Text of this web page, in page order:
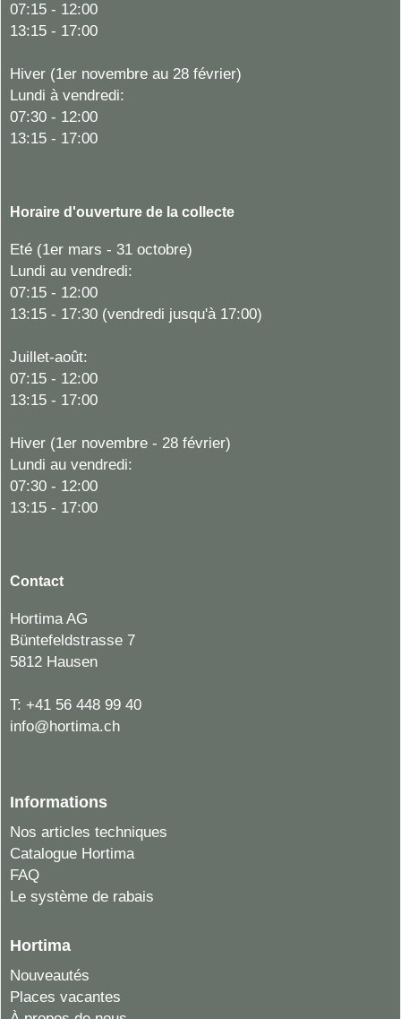
07:15 - 12:00
13:15 - 17:00
Hiver (1er novembre au 28 février)
Lundi à vendredi:
07:30 - 12:00
13:15 - 17:00
Horaire d'ouverture de la collecte
Eté (1er mars - 31 octobre)
Lundi au vendredi:
07:15 - 12:00
13:15 - 17:30 (vendredi jusqu'à 17:00)
Juillet-août:
07:15 - 12:00
13:15 - 17:00
Hiver (1er novembre - 28 février)
Lundi au vendredi:
07:30 - 12:00
13:15 - 17:00
Contact
Hortima AG
Büntefeldstrasse 7
5812 Hausen
T: +41 56 448 99 40
info@hortima.ch
Informations
Nos articles techniques
Catalogue Hortima
FAQ
Le système de rabais
Hortima
Nouveautés
Places vacantes